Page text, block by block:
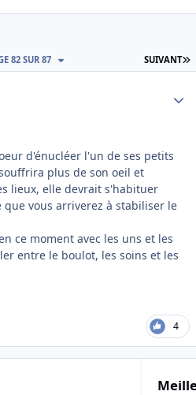
SUIVANT
82 SUR 87
d'énucléer l'un de ses petits
plus de son oeil et
lieux, elle devrait s'habituer
que vous arriverez à stabiliser le
ce moment avec les uns et les
entre le boulot, les soins et les
4